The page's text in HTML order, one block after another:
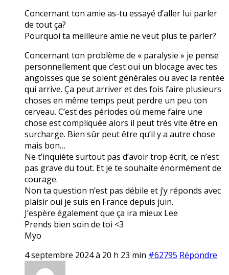
Concernant ton amie as-tu essayé d’aller lui parler
de tout ça?
Pourquoi ta meilleure amie ne veut plus te parler?
Concernant ton problème de « paralysie » je pense
personnellement que c’est oui un blocage avec tes
angoisses que se soient générales ou avec la rentée
qui arrive. Ça peut arriver et des fois faire plusieurs
choses en même temps peut perdre un peu ton
cerveau. C’est des périodes où meme faire une
chose est compliquée alors il peut très vite être en
surcharge. Bien sûr peut être qu’il y a autre chose
mais bon…
Ne t’inquiète surtout pas d’avoir trop écrit, ce n’est
pas grave du tout. Et je te souhaite énormément de
courage.
Non ta question n’est pas débile et j’y réponds avec
plaisir oui je suis en France depuis juin.
J’espère également que ça ira mieux Lee
Prends bien soin de toi <3
Myo
4 septembre 2024 à 20 h 23 min #62795 Répondre